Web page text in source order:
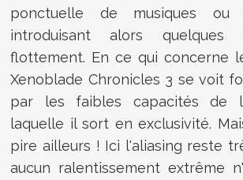
ponctuelle de musiques ou
introduisant alors quelques
flottement. En ce qui concerne
Xenoblade Chronicles 3 se voit
par les faibles capacités de
laquelle il sort en exclusivité.
pire ailleurs ! Ici l'aliasing reste
aucun ralentissement extrême